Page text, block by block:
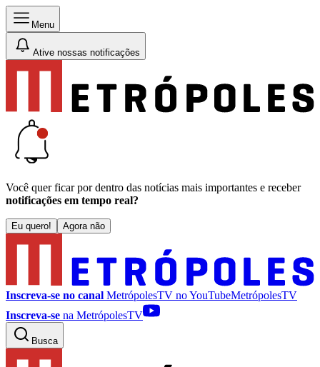
Menu
Ative nossas notificações
Você quer ficar por dentro das notícias mais importantes e receber
notificações em tempo real?
Eu quero! Agora não
Inscreva-se no canal MetrópolesTV noYouTubeMetrópolesTV
Inscreva-se na MetrópolesTV
Busca